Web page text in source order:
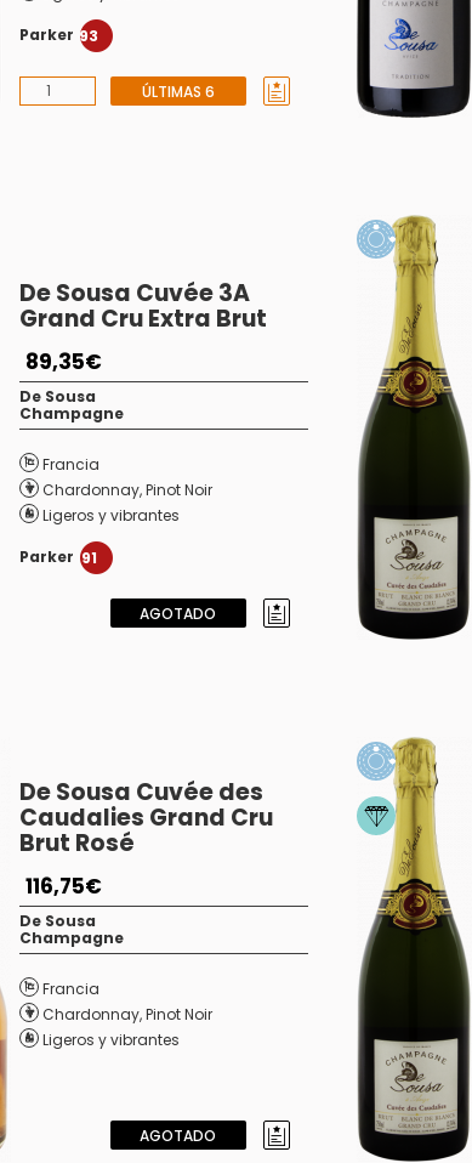
Parker 93
ÚLTIMAS 6
De Sousa Cuvée 3A
Grand Cru Extra Brut
89,35€
De Sousa
Champagne
Francia
Chardonnay,Pinot Noir
Ligeros y vibrantes
Parker 91
AGOTADO
De Sousa Cuvée des
Caudalies Grand Cru
Brut Rosé
116,75€
De Sousa
Champagne
Francia
Chardonnay,Pinot Noir
Ligeros y vibrantes
AGOTADO